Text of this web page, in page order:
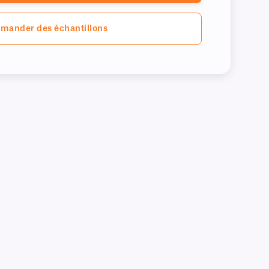
des échantillons